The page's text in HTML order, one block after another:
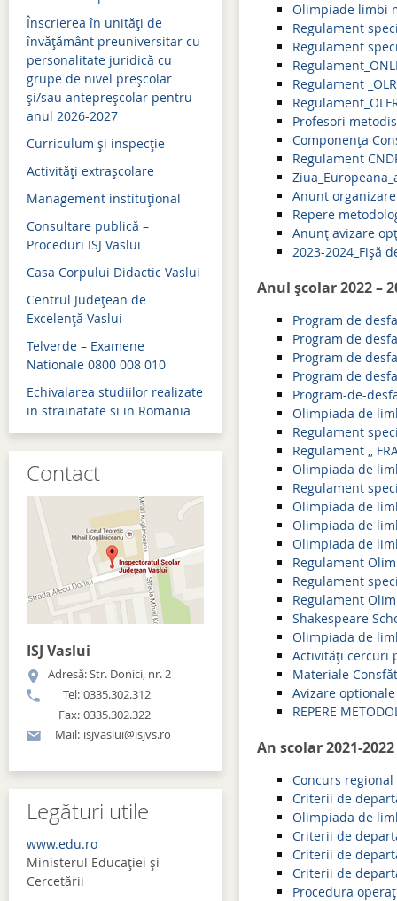
Evaluare naţională 2020
Evaluare naţională 2019
Admitere 2019
Bacalaureat 2019
Simulari examene
Admitere 2018
Bacalaureat 2018
Evaluare naţională 2018
Simulări examene
Admitere 2017
Bacalaureat 2017
Evaluare naţională 2017
Simulări examene
Înscrierea în unități de
învățământ preuniversitar cu
personalitate juridică cu
grupe de nivel preșcolar
și/sau antepreșcolar pentru
anul 2026-2027
Curriculum şi inspecţie
Activităţi extraşcolare
Management instituţional
Consultare publică –
Proceduri ISJ Vaslui
Casa Corpului Didactic Vaslui
Centrul Judeţean de
Excelenţă Vaslui
Telverde – Examene
Nationale 0800 008 010
Echivalarea studiilor realizate
in strainatate si in Romania
Contact
ISJ Vaslui
Adresă: Str. Donici, nr. 2
Tel: 0335.302.312
Fax: 0335.302.322
Mail: isjvaslui@isjvs.ro
Legături utile
www.edu.ro
Ministerul Educației și
Cercetării
Olimpiade limbi
Regulament
Regulament
Regulament
Profesori
Componența
Regulament
Anunt
Repere
Anunț avizare
2023-2024_Fișă
Anul școlar 2022 –
Program de
Program de
Program de
Program de
Program-de-
Olimpiada de
Regulament
Regulament ,,
Olimpiada de
Regulament
Olimpiada de
Olimpiada de
Olimpiada de
Regulament
Regulament
Regulament
Shakespeare
Olimpiada de
Activități cercuri
Materiale
Avizare
REPERE
An scolar 2021-2022
Concurs regional
Criterii de
Olimpiada de
Criterii de
Criterii de
Criterii de
Procedura